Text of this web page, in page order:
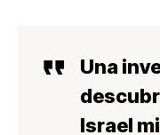
Una
Israel